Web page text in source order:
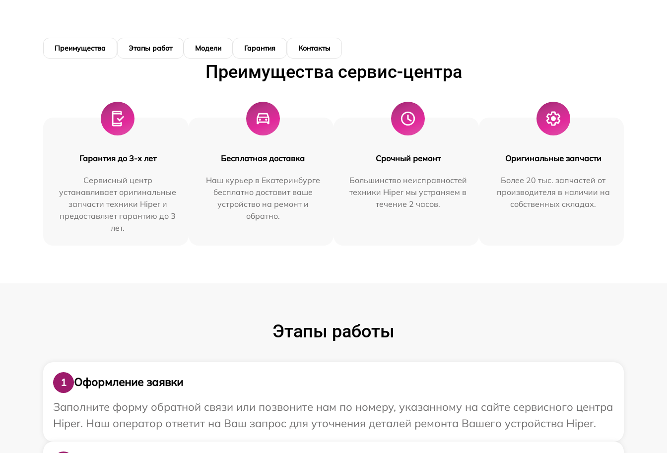
Преимущества Этапы работ Модели Гарантия Контакты
Преимущества сервис-центра
Гарантия до 3-х лет
Сервисный центр
устанавливает оригинальные
запчасти техники Hiper и
предоставляет гарантию до 3
лет.
Бесплатная доставка
Наш курьер в Екатеринбурге
бесплатно доставит ваше
устройство на ремонт и
обратно.
Срочный ремонт
Большинство неисправностей
техники Hiper мы устраняем в
течение 2 часов.
Оригинальные запчасти
Более 20 тыс. запчастей от
производителя в наличии на
собственных складах.
Этапы работы
1
Оформление заявки
Заполните форму обратной связи или позвоните нам по номеру, указанному на сайте сервисного центра
Hiper. Наш оператор ответит на Ваш запрос для уточнения деталей ремонта Вашего устройства Hiper.